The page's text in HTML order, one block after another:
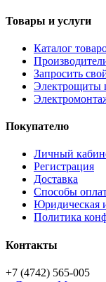
Товары и услуги
Каталог
Запросить
Электрощиты
Покупателю
Личный
Регистрация
Доставка
Способы
Юридическая
Политика
Контакты
+7 (4742) 565-005